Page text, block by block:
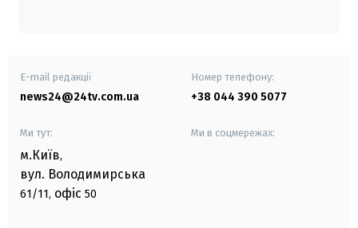
E-mail редакції
news24@24tv.com.ua
Номер телефону:
+38 044 390 5077
Ми тут:
м.Київ,
вул. Володимирська
61/11, офіс 50
Ми в соцмережах: